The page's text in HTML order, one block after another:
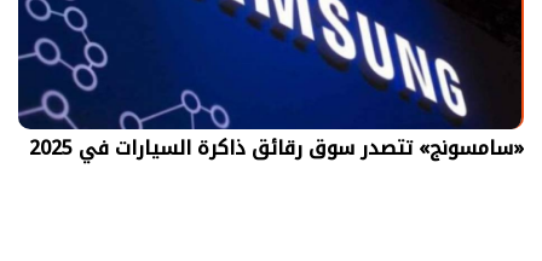
«سامسونج» تتصدر سوق رقائق ذاكرة السيارات في 2025